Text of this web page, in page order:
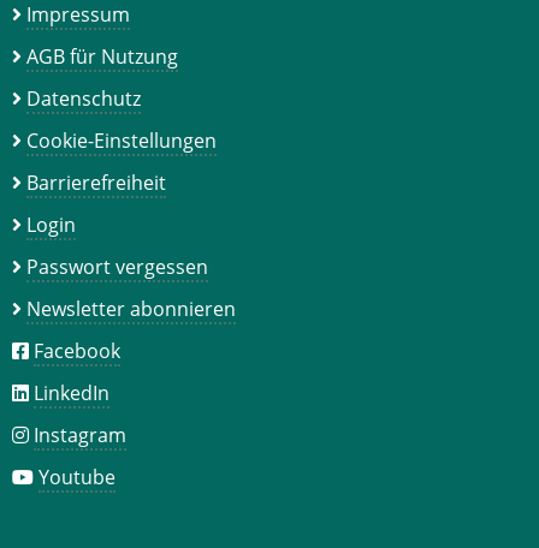
Impressum
AGB für Nutzung
Datenschutz
Cookie-Einstellungen
Barrierefreiheit
Login
Passwort vergessen
Newsletter abonnieren
Facebook
LinkedIn
Instagram
Youtube